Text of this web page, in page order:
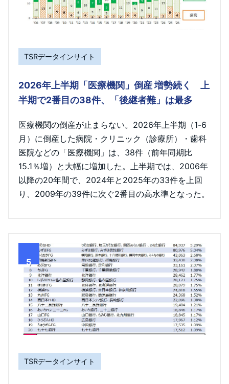
TSRデータインサイト
2026年上半期「医療機関」倒産 増勢続く 上
半期で2番目の38件、「後継者難」は最多
医療機関の倒産が止まらない。2026年上半期（1-6
月）に倒産した病院・クリニック（診療所）・歯科
医院などの「医療機関」は、38件（前年同期比
15.1％増）と大幅に増加した。上半期では、2006年
以降の20年間で、2024年と2025年の33件を上回
り、2009年の39件に次ぐ2番目の高水準となった。
5
TSRデータインサイト